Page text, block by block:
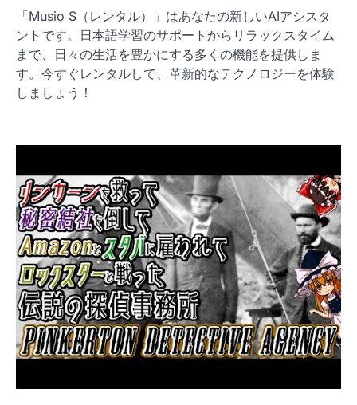
「Musio S（レンタル）」はあなたの新しいAIアシスタ
ントです。日本語学習のサポートからリラックスタイム
まで、日々の生活を豊かにする多くの機能を提供しま
す。今すぐレンタルして、革新的なテクノロジーを体験
しましょう！